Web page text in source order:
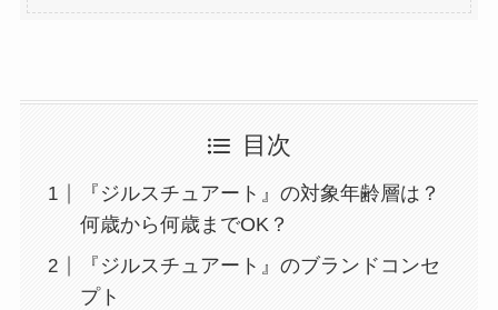
目次
『ジルスチュアート』の対象年齢層は？
何歳から何歳までOK？
『ジルスチュアート』のブランドコンセ
プト